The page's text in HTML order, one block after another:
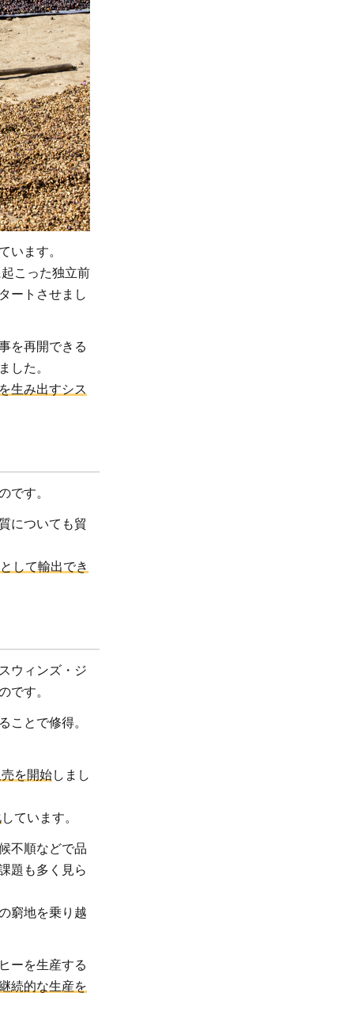
います。
こった独立前
ートさせまし
を再開できる
した。
生み出すシス
です。
についても貿
して輸出でき
ウィンズ・ジ
です。
ことで修得。
を開始しまし
しています。
不順などで品
題も多く見ら
窮地を乗り越
ーを生産する
続的な生産を